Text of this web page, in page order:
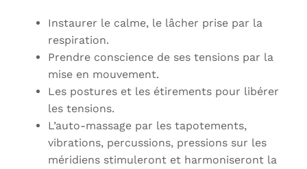
Instaurer le calme, le lâcher prise par la
respiration.
Prendre conscience de ses tensions par la
mise en mouvement.
Les postures et les étirements pour libérer
les tensions.
L’auto-massage par les tapotements,
vibrations, percussions, pressions sur les
méridiens stimuleront et harmoniseront la